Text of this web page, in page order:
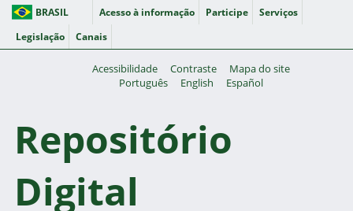
BRASIL Acesso à informação Participe
Serviços
Legislação
Canais
Acessibilidade Contraste
Mapa do site
Português
English Español
Repositório
Digital